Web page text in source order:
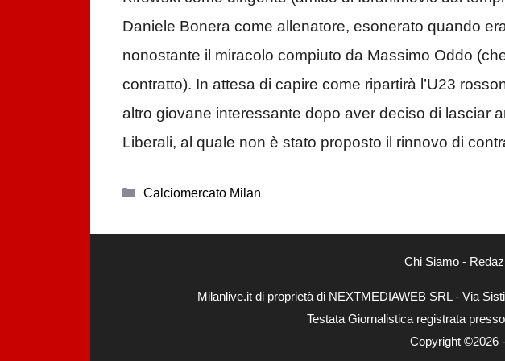
Daniele Bonera come allenatore, esonerato quando
nonostante il miracolo compiuto da Massimo Oddo
contratto). In attesa di capire come ripartirà l’U23
altro giovane interessante dopo aver deciso di lasciar
Liberali, al quale non è stato proposto il rinnovo di
Categorie
Calciomercato Milan
Chi Siamo-
Milanlive.it di proprietà di NEXTMEDIAWEB SRL - Via
Testata Giornalistica registrata
Copyright ©2026